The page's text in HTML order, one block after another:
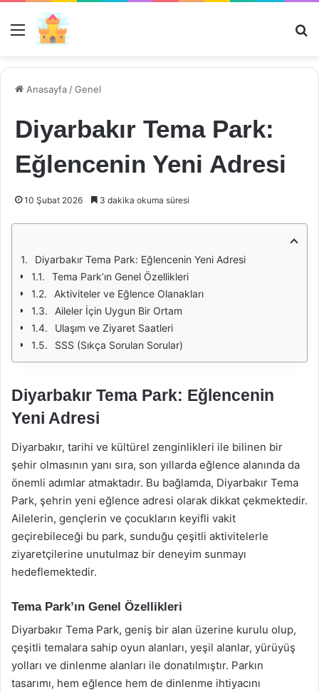
Menü
Anasayfa /Genel
Diyarbakır Tema Park:
Eğlencenin Yeni Adresi
10 Şubat 2026 3 dakika okuma süresi
Diyarbakır Tema Park: Eğlencenin Yeni Adresi
Tema Park’ın Genel Özellikleri
Aktiviteler ve Eğlence Olanakları
Aileler İçin Uygun Bir Ortam
Ulaşım ve Ziyaret Saatleri
SSS (Sıkça Sorulan Sorular)
Diyarbakır Tema Park: Eğlencenin
Yeni Adresi
Diyarbakır, tarihi ve kültürel zenginlikleri ile bilinen bir
şehir olmasının yanı sıra, son yıllarda eğlence alanında da
önemli adımlar atmaktadır. Bu bağlamda, Diyarbakır Tema
Park, şehrin yeni eğlence adresi olarak dikkat çekmektedir.
Ailelerin, gençlerin ve çocukların keyifli vakit
geçirebileceği bu park, sunduğu çeşitli aktivitelerle
ziyaretçilerine unutulmaz bir deneyim sunmayı
hedeflemektedir.
Tema Park’ın Genel Özellikleri
Diyarbakır Tema Park, geniş bir alan üzerine kurulu olup,
çeşitli temalara sahip oyun alanları, yeşil alanlar, yürüyüş
yolları ve dinlenme alanları ile donatılmıştır. Parkın
tasarımı, hem eğlence hem de dinlenme ihtiyacını